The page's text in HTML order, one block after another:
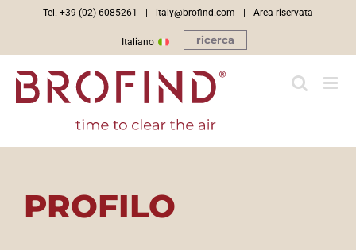
Tel. +39 (02) 6085261 italy@brofind.com Area riservata
Italiano ricerca
PROFILO